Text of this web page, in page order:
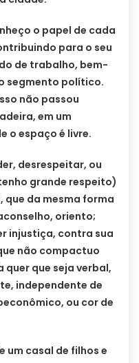
o papel de cada
para o seu
de trabalho, bem-
segmento político.
não passou
em um
o espaço é livre.
desrespeitar, ou
grande respeito)
que da mesma forma
oriento;
injustiça, contra sua
não compactuo
quer que seja verbal,
independente de
ou cor de
um casal de filhos e